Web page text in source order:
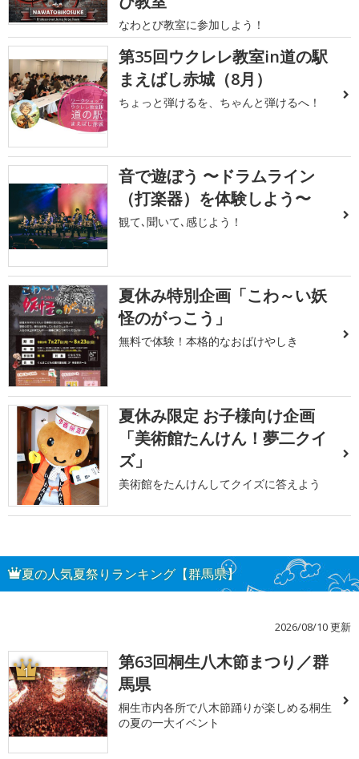
なわとび教室に参加しよう！
第35回ウクレレ教室in道の駅
まえばし赤城（8月）
ちょっと弾けるを、ちゃんと弾けるへ！
音で遊ぼう 〜ドラムライン
（打楽器）を体験しよう〜
観て､聞いて､感じよう！
夏休み特別企画「こわ～い妖
怪のがっこう」
無料で体験！本格的なおばけやしき
夏休み限定 お子様向け企画
「美術館たんけん！夢二クイ
ズ」
美術館をたんけんしてクイズに答えよう
夏の人気夏祭りランキング【群馬県】
2026/08/10 更新
1
第63回桐生八木節まつり／群
馬県
桐生市内各所で八木節踊りが楽しめる桐生
の夏の一大イベント